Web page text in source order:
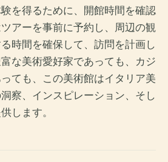
を得るために、開館時間を確認
アーを事前に予約し、周辺の観
時間を確保して、訪問を計画し
な美術愛好家であっても、カジ
ても、この美術館はイタリア美
察、インスピレーション、そし
します。